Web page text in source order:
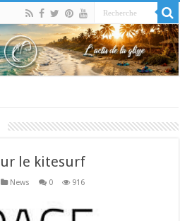
le kitesurf
News 0 916